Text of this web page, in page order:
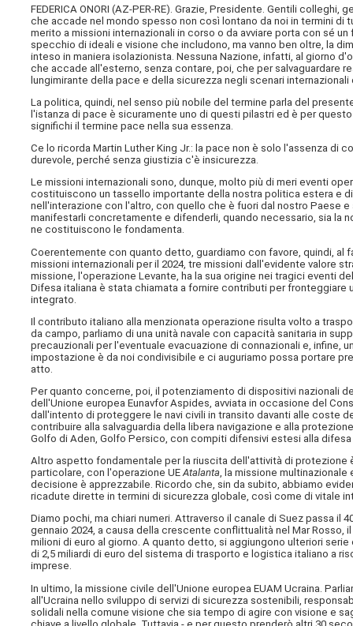
FEDERICA ONORI (AZ-PER-RE). Grazie, Presidente. Gentili colleghi,
che accade nel mondo spesso non così lontano da noi in termini
merito a missioni internazionali in corso o da avviare porta con sé
specchio di ideali e visione che includono, ma vanno ben oltre, la
inteso in maniera isolazionista. Nessuna Nazione, infatti, al giorno
che accade all'esterno, senza contare, poi, che per salvaguardare
lungimirante della pace e della sicurezza negli scenari
La politica, quindi, nel senso più nobile del termine parla del
l'istanza di pace è sicuramente uno di questi pilastri ed è per
significhi il termine pace nella sua essenza.
Ce lo ricorda Martin Luther King Jr.: la pace non è solo l'assenza
durevole, perché senza giustizia c'è insicurezza.
Le missioni internazionali sono, dunque, molto più di meri eventi
costituiscono un tassello importante della nostra politica estera e
nell'interazione con l'altro, con quello che è fuori dal nostro Paese
manifestarli concretamente e difenderli, quando necessario, sia la
ne costituiscono le fondamenta.
Coerentemente con quanto detto, guardiamo con favore, quindi,
missioni internazionali per il 2024, tre missioni dall'evidente valore
missione, l'operazione Levante, ha la sua origine nei tragici eventi
Difesa italiana è stata chiamata a fornire contributi per fronteggiare
integrato.
Il contributo italiano alla menzionata operazione risulta volto a
da campo, parliamo di una unità navale con capacità sanitaria in
precauzionali per l'eventuale evacuazione di connazionali e, infine,
impostazione è da noi condivisibile e ci auguriamo possa portare
atto.
Per quanto concerne, poi, il potenziamento di dispositivi nazionali
dell'Unione europea Eunavfor Aspides, avviata in occasione del
dall'intento di proteggere le navi civili in transito davanti alle coste
contribuire alla salvaguardia della libera navigazione e alla
Golfo di Aden, Golfo Persico, con compiti difensivi estesi alla
Altro aspetto fondamentale per la riuscita dell'attività di
particolare, con l'operazione UEAtalanta, la missione multinazionale
decisione è apprezzabile. Ricordo che, sin da subito, abbiamo
ricadute dirette in termini di sicurezza globale, così come di vitale
Diamo pochi, ma chiari numeri. Attraverso il canale di Suez passa
gennaio 2024, a causa della crescente conflittualità nel Mar
milioni di euro al giorno. A quanto detto, si aggiungono ulteriori
di 2,5 miliardi di euro del sistema di trasporto e logistica italiano a
imprese.
In ultimo, la missione civile dell'Unione europea EUAM Ucraina.
all'Ucraina nello sviluppo di servizi di sicurezza sostenibili,
solidali nella comune visione che sia tempo di agire con visione e